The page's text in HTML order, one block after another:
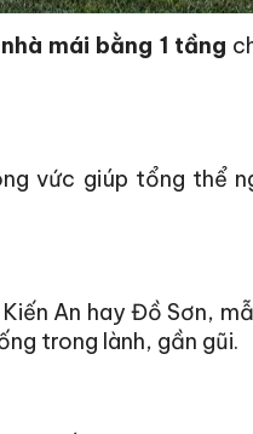
nhà mái bằng 1 tầng
vức giúp tổng thể
An hay Đồ Sơn,
trong lành, gần gũi.